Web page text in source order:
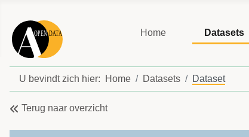
Home Datasets
U bevindt zich hier: Home Datasets Dataset
Terug naar overzicht